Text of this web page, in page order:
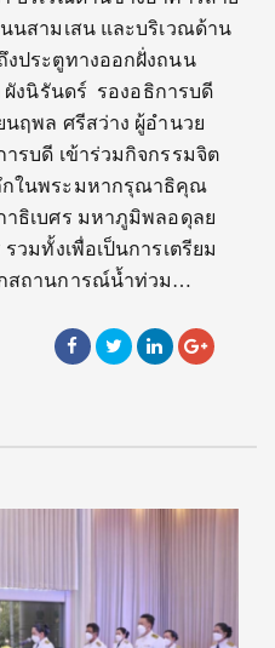
นสามเสน และบริเวณด้าน
ประตูทางออกฝั่งถนน
งนิรันดร์ รองอธิการบดี
ฤพล ศรีสว่าง ผู้อำนวย
รบดี เข้าร่วมกิจกรรมจิต
กในพระมหากรุณาธิคุณ
ธิเบศร มหาภูมิพลอดุลย
วมทั้งเพื่อเป็นการเตรียม
สถานการณ์น้ำท่วม…